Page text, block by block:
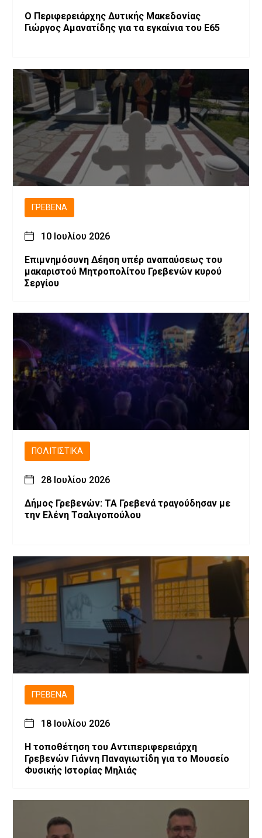
Ο Περιφερειάρχης Δυτικής Μακεδονίας
Γιώργος Αμανατίδης για τα εγκαίνια του Ε65
ΓΡΕΒΕΝΆ
10 Ιουλίου 2026
Επιμνημόσυνη Δέηση υπέρ αναπαύσεως του
μακαριστού Μητροπολίτου Γρεβενών κυρού
Σεργίου
ΠΟΛΙΤΙΣΤΙΚΆ
28 Ιουλίου 2026
Δήμος Γρεβενών: ΤΑ Γρεβενά τραγούδησαν με
την Ελένη Τσαλιγοπούλου
ΓΡΕΒΕΝΆ
18 Ιουλίου 2026
Η τοποθέτηση του Αντιπεριφερειάρχη
Γρεβενών Γιάννη Παναγιωτίδη για το Μουσείο
Φυσικής Ιστορίας Μηλιάς